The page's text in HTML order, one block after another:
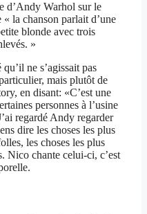
d’Andy Warhol sur le
la chanson parlait d’une
blonde avec trois
»
ne s’agissait pas
mais plutôt de
en disant: «C’est une
personnes à l’usine
regardé Andy regarder
dire les choses les plus
les choses les plus
Nico chante celui-ci, c’est